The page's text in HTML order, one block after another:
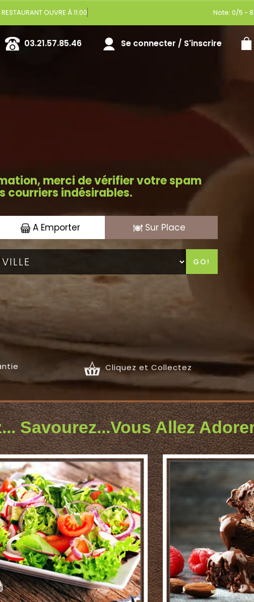
Vo Note: 0/5 -
03.21.57.85.46 Se connecter / S'inscrire
merci de vérifier votre spam
courriers indésirables.
A Emporter Sur Place
GO!
Cliquez et Collectez
Savourez...Vous Allez